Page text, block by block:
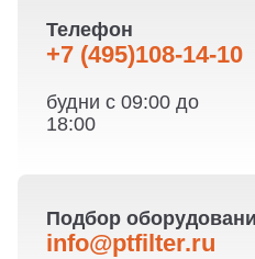
Телефон
+7 (495)108-14-10
будни с 09:00 до
18:00
Подбор
info@ptfilter.ru